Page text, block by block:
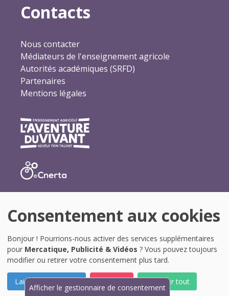
Contacts
Nous contacter
Médiateurs de l'enseignement agricole
Autorités académiques (SRFD)
Partenaires
Mentions légales
Consentement aux cookies
Bonjour ! Pourrions-nous activer des services supplémentaires
pour Mercatique, Publicité & Vidéos ? Vous pouvez toujours
modifier ou retirer votre consentement plus tard.
Laissez-moi choisir Je refuse Accepter tout
Afficher le gestionnaire de consentement